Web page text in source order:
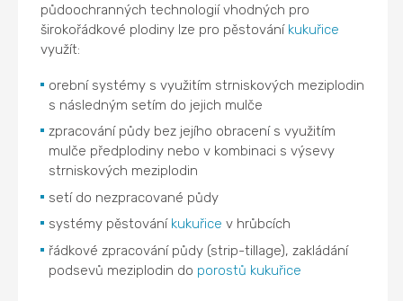
půdoochranných technologií vhodných pro
širokořádkové plodiny lze pro pěstování kukuřice
využít:
orební systémy s využitím strniskových meziplodin
s následným setím do jejich mulče
zpracování půdy bez jejího obracení s využitím
mulče předplodiny nebo v kombinaci s výsevy
strniskových meziplodin
setí do nezpracované půdy
systémy pěstování kukuřice v hrůbcích
řádkové zpracování půdy (strip-tillage), zakládání
podsevů meziplodin do porostů kukuřice